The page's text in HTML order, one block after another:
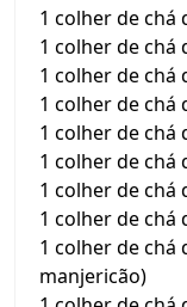
1 colher de chá
1 colher de chá
1 colher de chá
1 colher de chá
1 colher de chá
1 colher de chá
1 colher de chá
1 colher de chá
1 colher de chá
manjericão)